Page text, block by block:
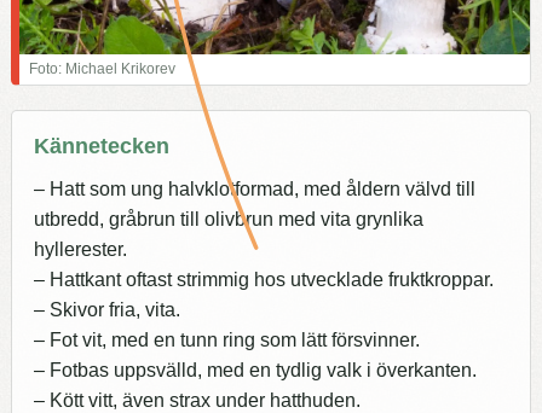
Foto: Michael Krikorev
Kännetecken
– Hatt som ung halvklotformad, med åldern välvd till
utbredd, gråbrun till olivbrun med vita grynlika
hyllerester.
– Hattkant oftast strimmig hos utvecklade fruktkroppar.
– Skivor fria, vita.
– Fot vit, med en tunn ring som lätt försvinner.
– Fotbas uppsvälld, med en tydlig valk i överkanten.
– Kött vitt, även strax under hatthuden.